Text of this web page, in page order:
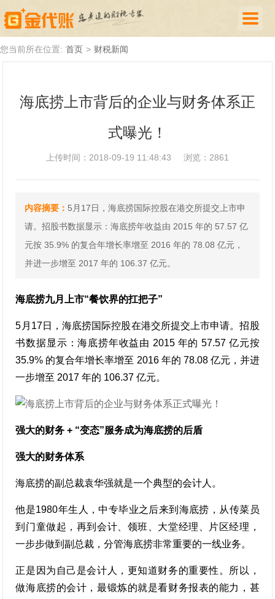
代理记账
厦门落户
财税新闻
关于我们
诚聘英才
您当前所在位置: 首页 > 财税新闻
海底捞上市背后的企业与财务体系正
式曝光！
上传时间：2018-09-19 11:48:43 浏览：2861
内容摘要： 5月17日，海底捞国际控股在港交所提交上市申
请。招股书数据显示：海底捞年收益由 2015 年的 57.57 亿
元按 35.9% 的复合年增长率增至 2016 年的 78.08 亿元，
并进一步增至 2017 年的 106.37 亿元。
海底捞九月上市“餐饮界的扛把子”
5月17日，海底捞国际控股在港交所提交上市申请。招股
书数据显示：海底捞年收益由 2015 年的 57.57 亿元按
35.9% 的复合年增长率增至 2016 年的 78.08 亿元，并进
一步增至 2017 年的 106.37 亿元。
强大的财务 + “变态”服务成为海底捞的后盾
强大的财务体系
海底捞的副总裁袁华强就是一个典型的会计人。
他是1980年生人，中专毕业之后来到海底捞，从传菜员
到门童做起，再到会计、领班、大堂经理、片区经理，
一步步做到副总裁，分管海底捞非常重要的一线业务。
正是因为自己是会计人，更知道财务的重要性。所以，
做海底捞的会计，最锻炼的就是看财务报表的能力，甚